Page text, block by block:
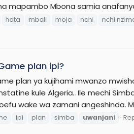
mapambo Mbona samia
hata mbali moja nchi nchi
plan ipi?
plan ya kujihami mwanzo
kule Algeria.. Ile mechi
wake wa zamani angeshinda.
ipi plan simba uwanjani